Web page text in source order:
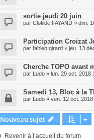
sortie jeudi 20 juin
par Clotilde FAYAND » dim.
Participation Croizat
par fabien.girard » jeu. 13
Cherche TOPO avant
par Ludo » lun. 29 oct. 2018
Samedi 13, Bloc à la
par Ludo » ven. 12 oct. 2018
Nouveau sujet
Revenir à l’accueil du forum